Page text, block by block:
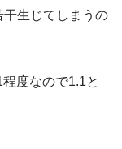
干生じてしまうの
度なので1.1と